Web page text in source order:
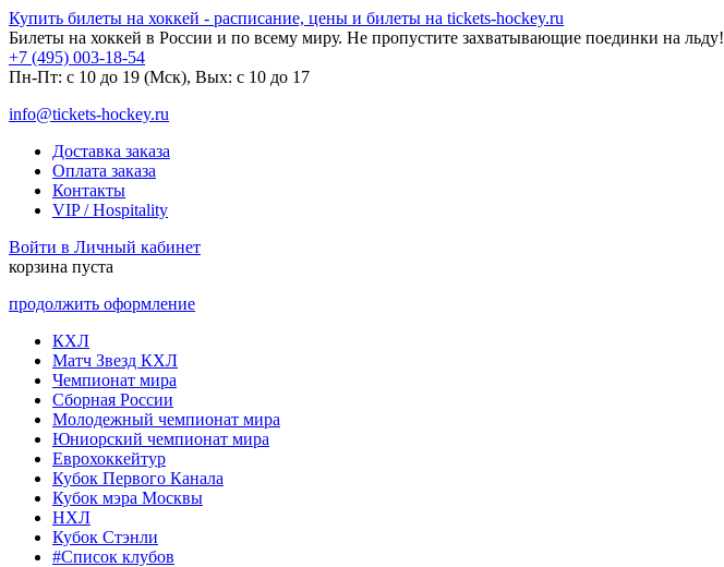
Купить билеты на хоккей - расписание, цены и билеты на tickets-hockey.ru
Билеты на хоккей в России и по всему миру. Не пропустите захватывающие поединки на льду!
+7 (495) 003-18-54
Пн-Пт: c 10 до 19 (Мск), Вых: с 10 до 17
info@tickets-hockey.ru
Доставка заказа
Оплата заказа
Контакты
VIP / Hospitality
Войти в Личный кабинет
корзина пуста
продолжить оформление
КХЛ
Матч Звезд КХЛ
Чемпионат мира
Сборная России
Молодежный чемпионат мира
Юниорский чемпионат мира
Еврохоккейтур
Кубок Первого Канала
Кубок мэра Москвы
НХЛ
Кубок Стэнли
#Список клубов